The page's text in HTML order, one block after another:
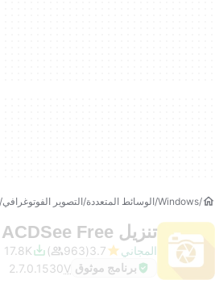
Windows الوسائط المتعددة التصوير الفوتوغرافي
تنزيل ACDSee Free
المجاني
3.7
963
17.8K
برنامج موثوق V
2.7.0.1530